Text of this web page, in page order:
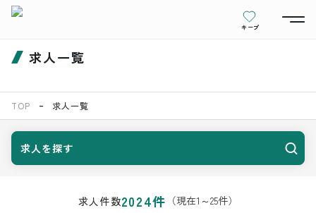
キープ
求人一覧
TOP 求人一覧
求人を探す
求人件数2024件 （現在1 ～25件）